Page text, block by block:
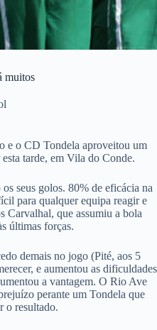
muitos
e o CD Tondela aproveitou um
tarde, em Vila do Conde.
seus golos. 80% de eficácia na
para qualquer equipa reagir e
Carvalhal, que assumiu a bola
últimas forças.
demais no jogo (Pité, aos 5
e aumentou as dificuldades
a vantagem. O Rio Ave
perante um Tondela que
o resultado.